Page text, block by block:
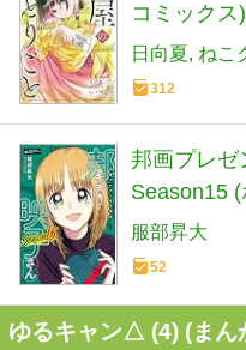
コミックス)
日向夏 ねこ
312
邦画プレゼ
Season15
服部昇大
52
ゆるキャン△ (4) (まん